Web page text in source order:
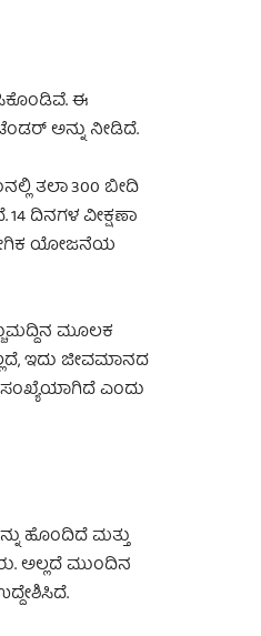
ಈ
ಅನ್ನು ನೀಡಿದೆ.
ತಲಾ 300 ಬೀದಿ
ದಿನಗಳ ವೀಕ್ಷಣಾ
ಯೋಜನೆಯ
ಮೂಲಕ
ಇದು ಜೀವಮಾನದ
ಎಂದು
ಹೊಂದಿದೆ ಮತ್ತು
ಅಲ್ಲದೆ ಮುಂದಿನ